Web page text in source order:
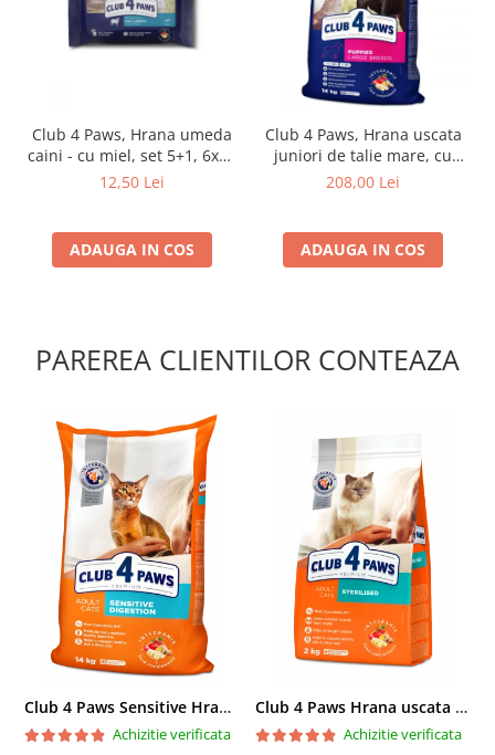
Club 4 Paws, Hrana umeda
caini - cu miel, set 5+1, 6x80
g
12,50 Lei
ADAUGA IN COS
Club 4 Paws, Hrana uscata
juniori de talie mare, cu
pui, 14kg
208,00 Lei
ADAUGA IN COS
PAREREA CLIENTILOR CONTEAZA
Club 4 Paws Sensitive Hrana uscata pisici adulte, 14kg
Achizitie verificata
Club 4 Paws Hrana uscata pisici sterilizate, 2kg
Achizitie verificata